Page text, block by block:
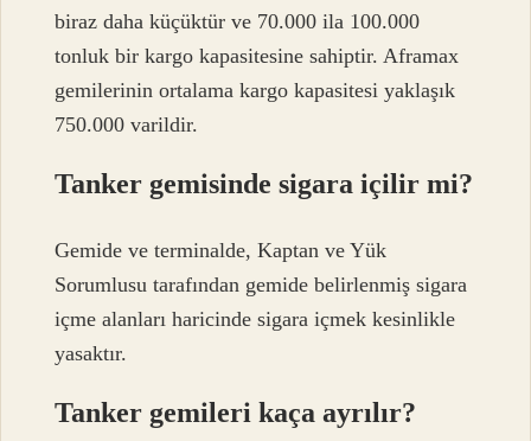
biraz daha küçüktür ve 70.000 ila 100.000
tonluk bir kargo kapasitesine sahiptir. Aframax
gemilerinin ortalama kargo kapasitesi yaklaşık
750.000 varildir.
Tanker gemisinde sigara içilir mi?
Gemide ve terminalde, Kaptan ve Yük
Sorumlusu tarafından gemide belirlenmiş sigara
içme alanları haricinde sigara içmek kesinlikle
yasaktır.
Tanker gemileri kaça ayrılır?